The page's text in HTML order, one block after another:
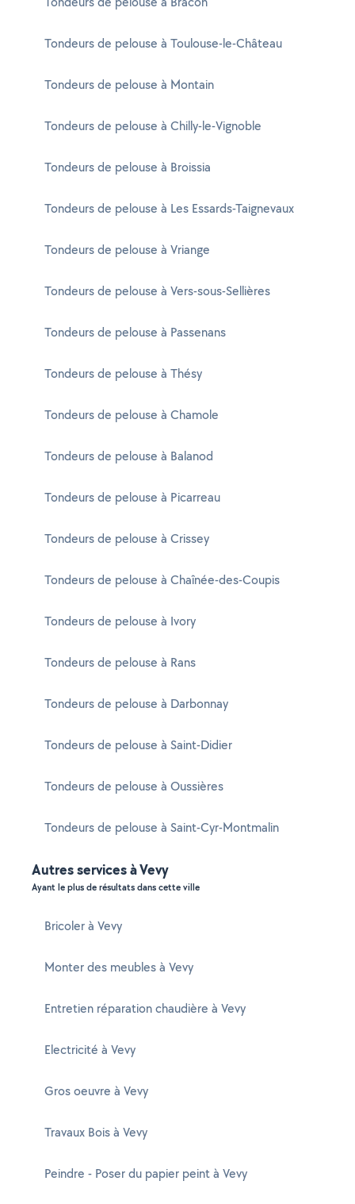
Tondeurs de pelouse à Toulouse-le-Château
Tondeurs de pelouse à Montain
Tondeurs de pelouse à Chilly-le-Vignoble
Tondeurs de pelouse à Broissia
Tondeurs de pelouse à Les Essards-Taignevaux
Tondeurs de pelouse à Vriange
Tondeurs de pelouse à Vers-sous-Sellières
Tondeurs de pelouse à Passenans
Tondeurs de pelouse à Thésy
Tondeurs de pelouse à Chamole
Tondeurs de pelouse à Balanod
Tondeurs de pelouse à Picarreau
Tondeurs de pelouse à Crissey
Tondeurs de pelouse à Chaînée-des-Coupis
Tondeurs de pelouse à Ivory
Tondeurs de pelouse à Rans
Tondeurs de pelouse à Darbonnay
Tondeurs de pelouse à Saint-Didier
Tondeurs de pelouse à Oussières
Tondeurs de pelouse à Saint-Cyr-Montmalin
Autres services à Vevy
Ayant le plus de résultats dans cette ville
Bricoler à Vevy
Monter des meubles à Vevy
Entretien réparation chaudière à Vevy
Electricité à Vevy
Gros oeuvre à Vevy
Travaux Bois à Vevy
Peindre - Poser du papier peint à Vevy